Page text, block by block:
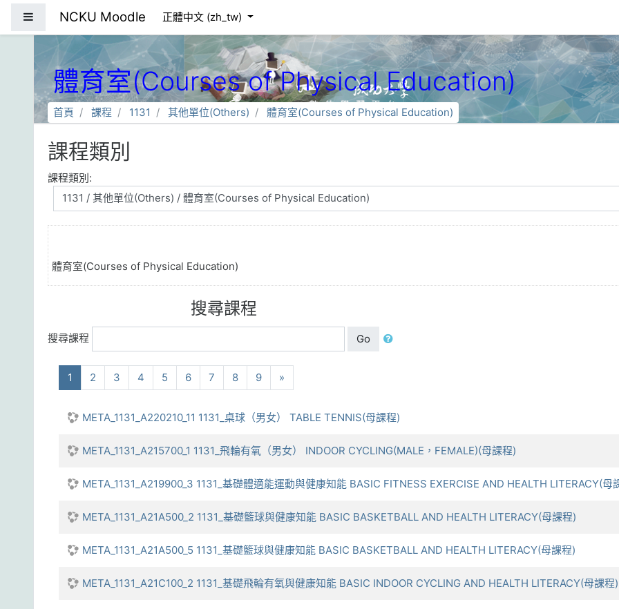
NCKU Moodle 正體中文 ‎(zh_tw)‎
體育室(Courses of Physical Education)
首頁 課程 1131 其他單位(Others) 體育室(Courses of Physical Education)
課程類別
課程類別:
體育室(Courses of Physical Education)
搜尋課程
搜尋課程 Go
1 (current)
2 3 4 5 6 7 8 9 »
META_1131_A220210_11 1131_桌球（男女） TABLE TENNIS(母課程)
META_1131_A215700_1 1131_飛輪有氧（男女） INDOOR CYCLING(MALE，FEMALE)(母課程)
META_1131_A219900_3 1131_基礎體適能運動與健康知能 BASIC FITNESS EXERCISE AND HEALTH LITERACY(母
META_1131_A21A500_2 1131_基礎籃球與健康知能 BASIC BASKETBALL AND HEALTH LITERACY(母課程)
META_1131_A21A500_5 1131_基礎籃球與健康知能 BASIC BASKETBALL AND HEALTH LITERACY(母課程)
META_1131_A21C100_2 1131_基礎飛輪有氧與健康知能 BASIC INDOOR CYCLING AND HEALTH LITERACY(母課程)